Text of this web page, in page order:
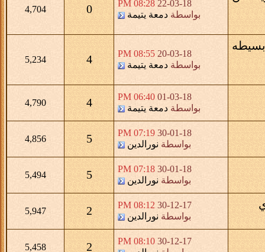
22-03-18
08:28 PM
بواسطة دمعة يتيمة 0
4,704
20-03-18
08:55 PM
بواسطة دمعة يتيمة 4
5,234
01-03-18
06:40 PM
بواسطة دمعة يتيمة 4
4,790
30-01-18
07:19 PM
بواسطة نورالدين 5
4,856
30-01-18
07:18 PM
بواسطة نورالدين 5
5,494
30-12-17
08:12 PM
بواسطة نورالدين 2
5,947
30-12-17
08:10 PM
2
5,458